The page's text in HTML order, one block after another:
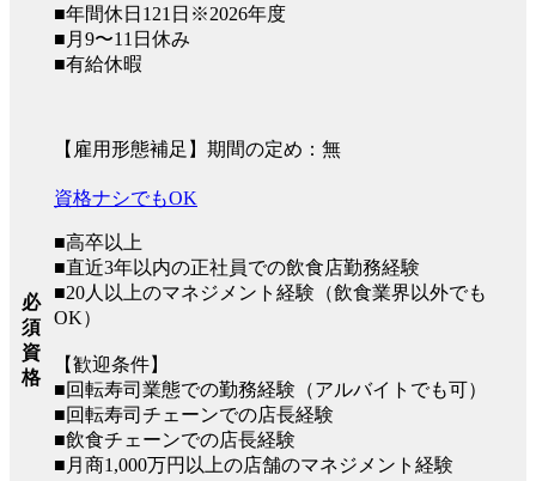
■年間休日121日※2026年度
■月9〜11日休み
■有給休暇
【雇用形態補足】期間の定め：無
必
須
資
格
資格ナシでもOK
■高卒以上
■直近3年以内の正社員での飲食店勤務経験
■20人以上のマネジメント経験（飲食業界以外でも
OK）
【歓迎条件】
■回転寿司業態での勤務経験（アルバイトでも可）
■回転寿司チェーンでの店長経験
■飲食チェーンでの店長経験
■月商1,000万円以上の店舗のマネジメント経験